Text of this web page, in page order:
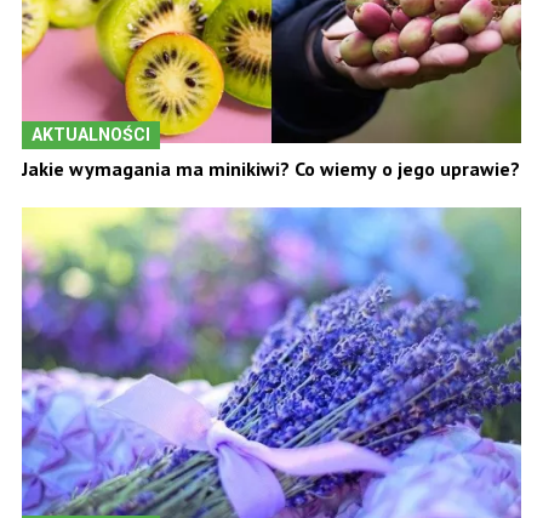
AKTUALNOŚCI
Jakie wymagania ma minikiwi? Co wiemy o jego uprawie?